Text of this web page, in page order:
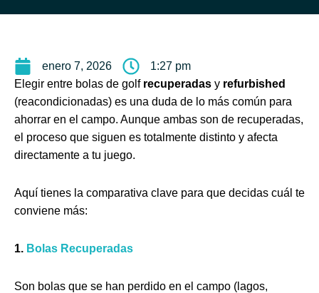
enero 7, 2026
1:27 pm
Elegir entre bolas de golf recuperadas y refurbished
(reacondicionadas) es una duda de lo más común para
ahorrar en el campo. Aunque ambas son de recuperadas,
el proceso que siguen es totalmente distinto y afecta
directamente a tu juego.
Aquí tienes la comparativa clave para que decidas cuál te
conviene más:
1. Bolas Recuperadas
Son bolas que se han perdido en el campo (lagos,